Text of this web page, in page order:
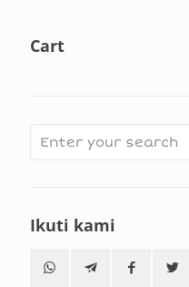
Cart
Ikuti kami